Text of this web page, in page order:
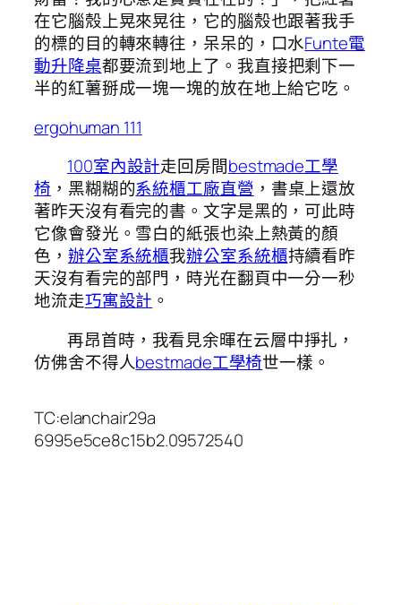
在它腦殼上晃來晃往，它的腦殼也跟著我手
的標的目的轉來轉往，呆呆的，口水Funte電
動升降桌都要流到地上了。我直接把剩下一
半的紅薯掰成一塊一塊的放在地上給它吃。
ergohuman 111
100室內設計走回房間bestmade工學
椅 ，黑糊糊的系統櫃工廠直營 ，書桌上還放
著昨天沒有看完的書。文字是黑的，可此時
它像會發光。雪白的紙張也染上熱黃的顏
色， 辦公室系統櫃我辦公室系統櫃持續看昨
天沒有看完的部門，時光在翻頁中一分一秒
地流走巧寓設計 。
再昂首時，我看見余暉在云層中掙扎，
仿佛舍不得人bestmade工學椅世一樣。
TC:elanchair29a
6995e5ce8c15b2.09572540